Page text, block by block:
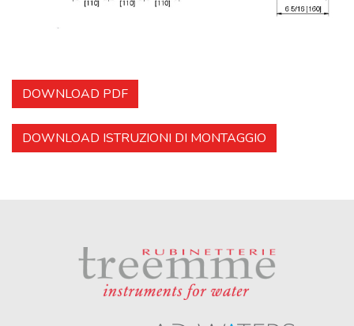
DOWNLOAD PDF
DOWNLOAD ISTRUZIONI DI MONTAGGIO